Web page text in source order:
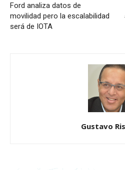
Ford analiza datos de
movilidad pero la escalabilidad
será de IOTA
Gustavo